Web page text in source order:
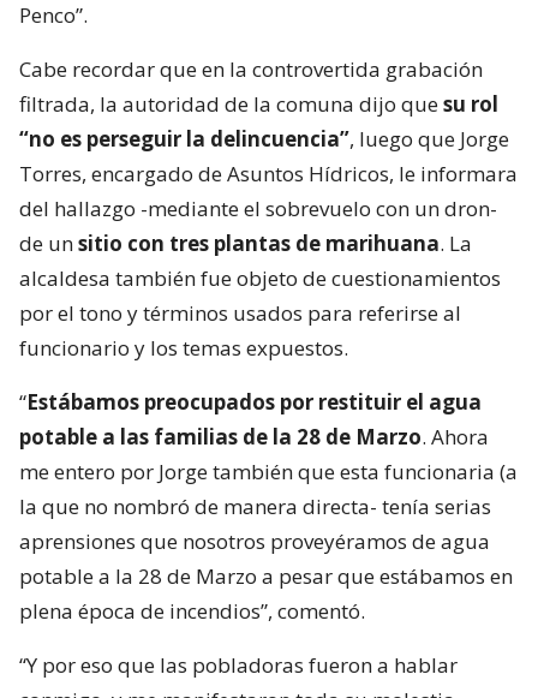
Penco”.
Cabe recordar que en la controvertida grabación
filtrada, la autoridad de la comuna dijo quesu rol
“no es perseguir la delincuencia”, luego que Jorge
Torres, encargado de Asuntos Hídricos, le informara
del hallazgo -mediante el sobrevuelo con un dron-
de unsitio con tres plantas de marihuana. La
alcaldesa también fue objeto de cuestionamientos
por el tono y términos usados para referirse al
funcionario y los temas expuestos.
“Estábamos preocupados por restituir el agua
potable a las familias de la 28 de Marzo. Ahora
me entero por Jorge también que esta funcionaria (a
la que no nombró de manera directa- tenía serias
aprensiones que nosotros proveyéramos de agua
potable a la 28 de Marzo a pesar que estábamos en
plena época de incendios”, comentó.
“Y por eso que las pobladoras fueron a hablar